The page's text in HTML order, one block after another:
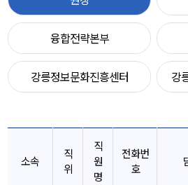
융합전략본부
강릉정보문화진흥센터 강
소속
직
위
직
원
명
전화번
호